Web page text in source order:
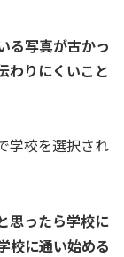
る写真が古かっ
わりにくいこと
学校を選択され
思ったら学校に
校に通い始める